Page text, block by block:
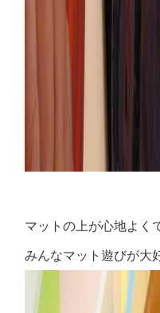
マットの上が心地よく
みんなマット遊びが大